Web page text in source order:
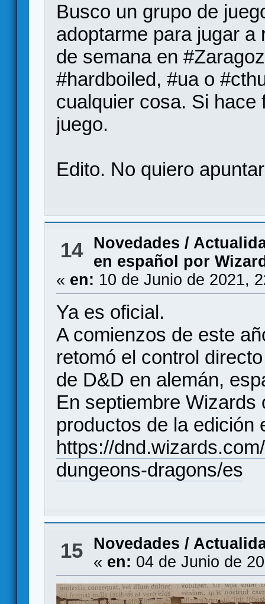
Busco un grupo de
adoptarme para jugar
de semana en
#hardboiled, #ua o
cualquier cosa. Si hace
juego.
Edito. No quiero
14
Novedades /
en español por
« en: 10 de Junio de 2021,
Ya es oficial.
A comienzos de este
retomó el control
de D&D en alemán,
En septiembre
productos de la edición
https://
dungeons-dragons/es
15
Novedades /
« en: 04 de Junio de